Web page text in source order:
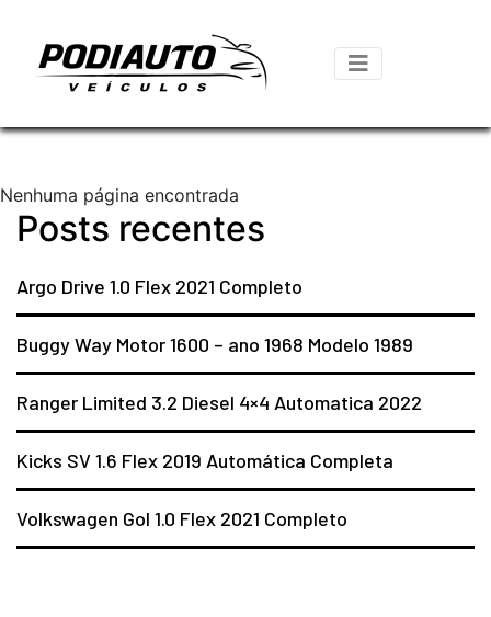
Nenhuma página encontrada
Posts recentes
Argo Drive 1.0 Flex 2021 Completo
Buggy Way Motor 1600 – ano 1968 Modelo 1989
Ranger Limited 3.2 Diesel 4×4 Automatica 2022
Kicks SV 1.6 Flex 2019 Automática Completa
Volkswagen Gol 1.0 Flex 2021 Completo